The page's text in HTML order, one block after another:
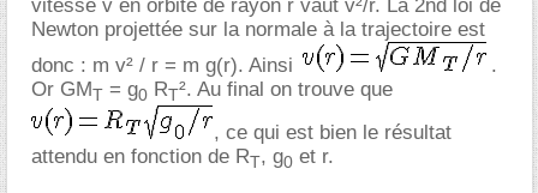
vitesse v en orbite de rayon r vaut v²/r. La 2nd loi de
Newton projettée sur la normale à la trajectoire est
donc : m v² / r = m g(r). Ainsi
.
Or GMT = g0 RT². Au final on trouve que
, ce qui est bien le résultat
attendu en fonction de RT, g0 et r.